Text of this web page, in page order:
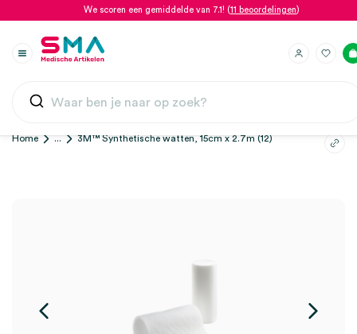
We scoren een gemiddelde van 7.1! (11 beoordelingen)
Home ... 3M™ Synthetische watten, 15cm x 2.7m (12)